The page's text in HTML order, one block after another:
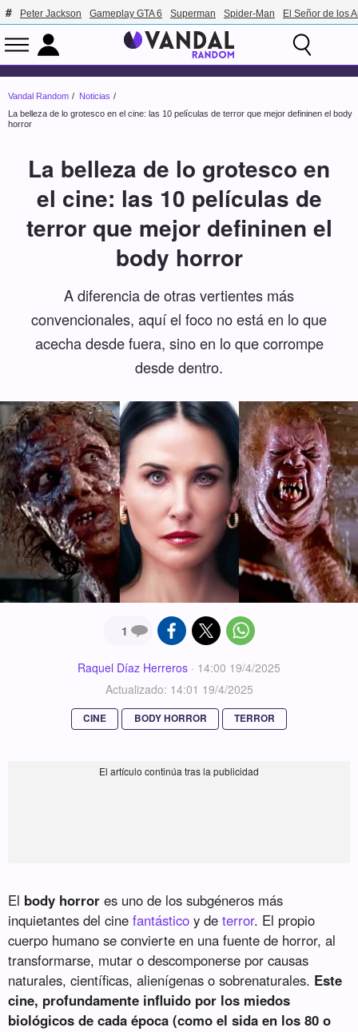
Peter Jackson Gameplay GTA 6 Superman Spider-Man El Señor de los
Vandal Random
Noticias
La belleza de lo grotesco en el cine: las 10 películas de terror que mejor defininen el body
horror
La belleza de lo grotesco en
el cine: las 10 películas de
terror que mejor defininen el
body horror
A diferencia de otras vertientes más
convencionales, aquí el foco no está en lo que
acecha desde fuera, sino en lo que corrompe
desde dentro.
1
Raquel Díaz Herreros · 14:00 19/4/2025
Actualizado: 14:01 19/4/2025
CINE BODY HORROR TERROR
El body horror es uno de los subgéneros más
inquietantes del cinefantástico y deterror. El propio
cuerpo humano se convierte en una fuente de horror, al
transformarse, mutar o descomponerse por causas
naturales, científicas, alienígenas o sobrenaturales. Este
cine, profundamente influido por los miedos
biológicos de cada época (como el sida en los 80 o